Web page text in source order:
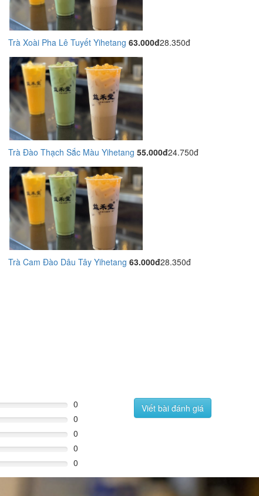
Trà Xoài Pha Lê Tuyết Yihetang 63.000đ28.350đ
Trà Đào Thạch Sắc Màu Yihetang 55.000đ24.750đ
Trà Cam Đào Dâu Tây Yihetang 63.000đ28.350đ
0
0
0
0
0
Viết bài đánh giá